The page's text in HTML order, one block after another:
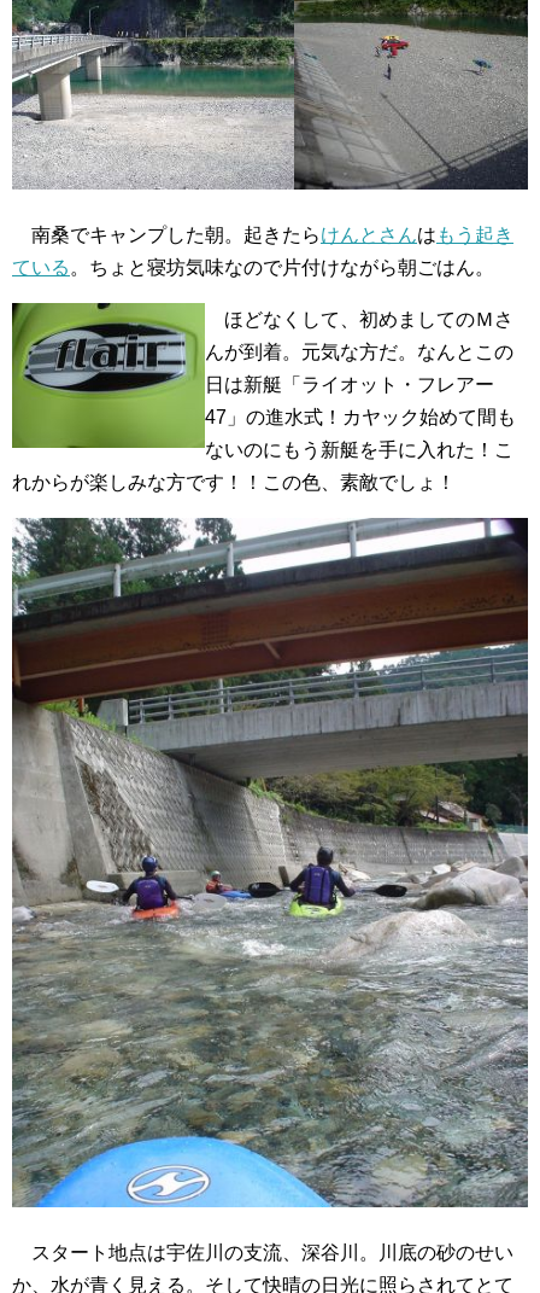
南桑でキャンプした朝。起きたらけんとさんは もう起き
ている 。ちょと寝坊気味なので片付けながら朝ごはん。
ほどなくして、初めましてのＭさ
んが到着。元気な方だ。なんとこの
日は新艇「ライオット・フレアー
47」の進水式！カヤック始めて間も
ないのにもう新艇を手に入れた！こ
れからが楽しみな方です！！この色、素敵でしょ！
スタート地点は宇佐川の支流、深谷川。川底の砂のせい
か、水が青く見える。そして快晴の日光に照らされてとて